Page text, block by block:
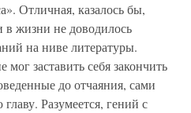
Отличная, казалось бы,
в жизни не доводилось
на ниве литературы.
заставить себя закончить
до отчаяния, сами
Разумеется, гений с